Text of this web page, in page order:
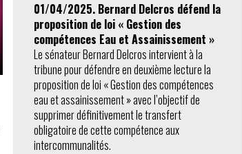
01/04/2025. Bernard Delcros défend la
proposition de loi « Gestion des
compétences Eau et Assainissement »
Le sénateur Bernard Delcros intervient à la
tribune pour défendre en deuxième lecture la
proposition de loi « Gestion des compétences
eau et assainissement » avec l’objectif de
supprimer définitivement le transfert
obligatoire de cette compétence aux
intercommunalités.